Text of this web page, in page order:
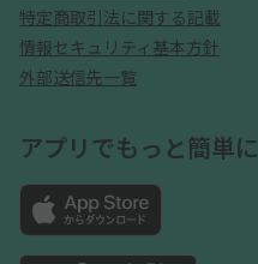
特定商取引法に関する記載
情報セキュリティ基本方針
外部送信先一覧
アプリでもっと簡単に